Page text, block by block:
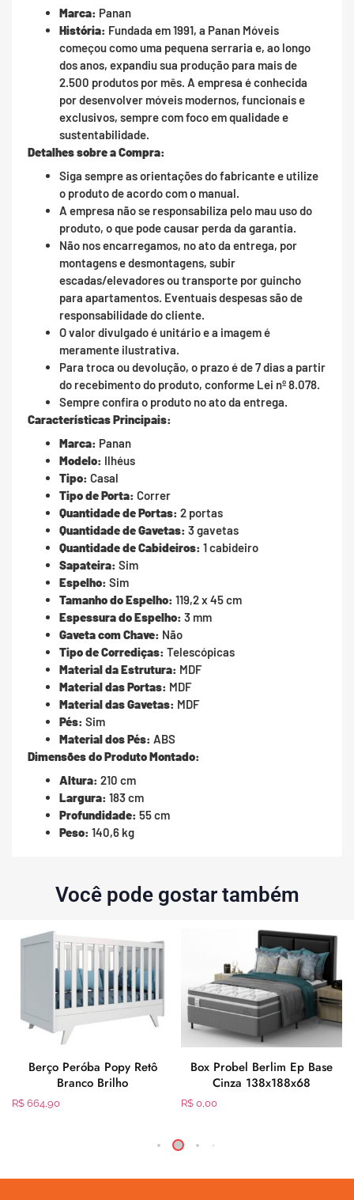
Marca: Panan
História: Fundada em 1991, a Panan Móveis
começou como uma pequena serraria e, ao longo
dos anos, expandiu sua produção para mais de
2.500 produtos por mês. A empresa é conhecida
por desenvolver móveis modernos, funcionais e
exclusivos, sempre com foco em qualidade e
sustentabilidade.
Detalhes sobre a Compra:
Siga sempre as orientações do fabricante e utilize
o produto de acordo com o manual.
A empresa não se responsabiliza pelo mau uso do
produto, o que pode causar perda da garantia.
Não nos encarregamos, no ato da entrega, por
montagens e desmontagens, subir
escadas/elevadores ou transporte por guincho
para apartamentos. Eventuais despesas são de
responsabilidade do cliente.
O valor divulgado é unitário e a imagem é
meramente ilustrativa.
Para troca ou devolução, o prazo é de 7 dias a partir
do recebimento do produto, conforme Lei nº 8.078.
Sempre confira o produto no ato da entrega.
Características Principais:
Marca: Panan
Modelo: Ilhéus
Tipo: Casal
Tipo de Porta: Correr
Quantidade de Portas: 2 portas
Quantidade de Gavetas: 3 gavetas
Quantidade de Cabideiros: 1 cabideiro
Sapateira: Sim
Espelho: Sim
Tamanho do Espelho: 119,2 x 45 cm
Espessura do Espelho: 3 mm
Gaveta com Chave: Não
Tipo de Corrediças: Telescópicas
Material da Estrutura: MDF
Material das Portas: MDF
Material das Gavetas: MDF
Pés: Sim
Material dos Pés: ABS
Dimensões do Produto Montado:
Altura: 210 cm
Largura: 183 cm
Profundidade: 55 cm
Peso: 140,6 kg
Você pode gostar também
Berço Peróba Popy Retô
Branco Brilho
R$ 664,90
Box Probel Berlim Ep Base
Cinza 138x188x68
R$ 0,00